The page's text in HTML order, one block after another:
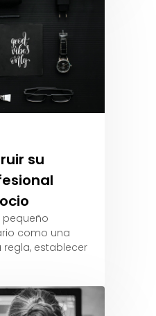
su
pequeño
como una
establecer